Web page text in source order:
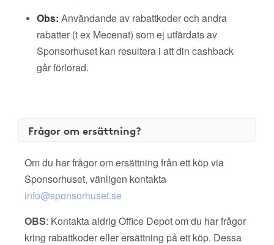
Obs: Användande av rabattkoder och andra
rabatter (t ex Mecenat) som ej utfärdats av
Sponsorhuset kan resultera i att din cashback
går förlorad.
Frågor om ersättning?
Om du har frågor om ersättning från ett köp via
Sponsorhuset, vänligen kontakta
info@sponsorhuset.se
OBS: Kontakta aldrig Office Depot om du har frågor
kring rabattkoder eller ersättning på ett köp. Dessa